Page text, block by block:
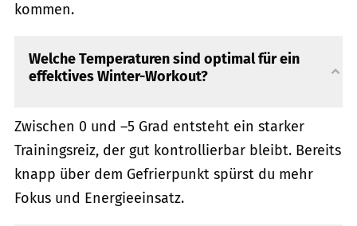
kommen.
Welche Temperaturen sind optimal für ein
effektives Winter-Workout?
Zwischen 0 und –5 Grad entsteht ein starker
Trainingsreiz, der gut kontrollierbar bleibt. Bereits
knapp über dem Gefrierpunkt spürst du mehr
Fokus und Energieeinsatz.